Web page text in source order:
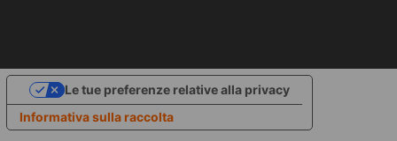
Informativa sulla raccolta
Le tue preferenze relative alla privacy